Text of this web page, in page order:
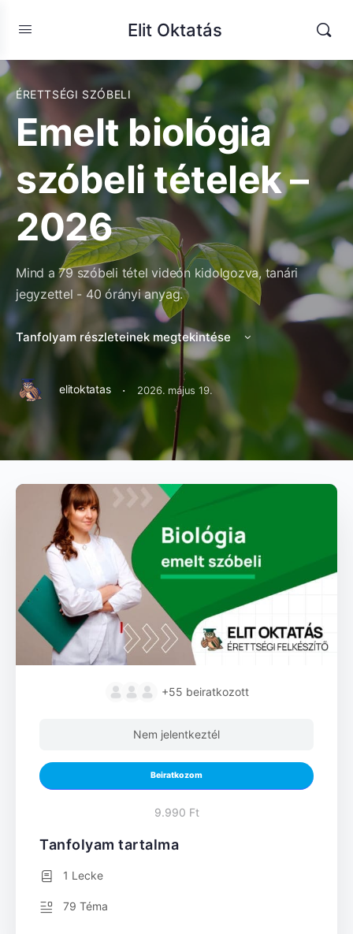
Elit Oktatás
ÉRETTSÉGI SZÓBELI
Emelt biológia
szóbeli tételek –
2026
Mind a 79 szóbeli tétel videón kidolgozva, tanári
jegyzettel - 40 órányi anyag.
Tanfolyam részleteinek megtekintése
elitoktatas · 2026. május 19.
+55 beiratkozott
Nem jelentkeztél
Beiratkozom
9.990 Ft
Tanfolyam tartalma
1 Lecke
79 Téma